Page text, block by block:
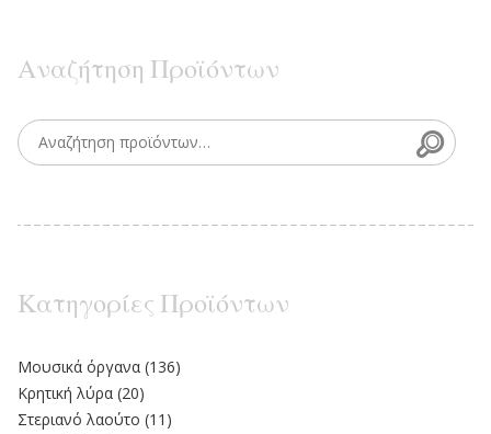
Αναζήτηση Προϊόντων
Search for:
Κατηγορίες Προϊόντων
Moυσικά όργανα (136)
Κρητική λύρα (20)
Στεριανό λαούτο (11)